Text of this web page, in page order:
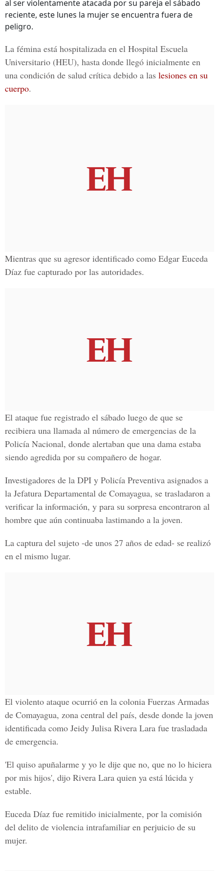
al ser violentamente atacada por su pareja el sábado
reciente, este lunes la mujer se encuentra fuera de
peligro.
La fémina está hospitalizada en el Hospital Escuela
Universitario (HEU), hasta donde llegó inicialmente en
una condición de salud crítica debido a las lesiones en su
cuerpo.
Mientras que su agresor identificado como Edgar Euceda
Díaz fue capturado por las autoridades.
El ataque fue registrado el sábado luego de que se
recibiera una llamada al número de emergencias de la
Policía Nacional, donde alertaban que una dama estaba
siendo agredida por su compañero de hogar.
Investigadores de la DPI y Policía Preventiva asignados a
la Jefatura Departamental de Comayagua, se trasladaron a
verificar la información, y para su sorpresa encontraron al
hombre que aún continuaba lastimando a la joven.
La captura del sujeto -de unos 27 años de edad- se realizó
en el mismo lugar.
El violento ataque ocurrió en la colonia Fuerzas Armadas
de Comayagua, zona central del país, desde donde la joven
identificada como Jeidy Julisa Rivera Lara fue trasladada
de emergencia.
'El quiso apuñalarme y yo le dije que no, que no lo hiciera
por mis hijos', dijo Rivera Lara quien ya está lúcida y
estable.
Euceda Díaz fue remitido inicialmente, por la comisión
del delito de violencia intrafamiliar en perjuicio de su
mujer.